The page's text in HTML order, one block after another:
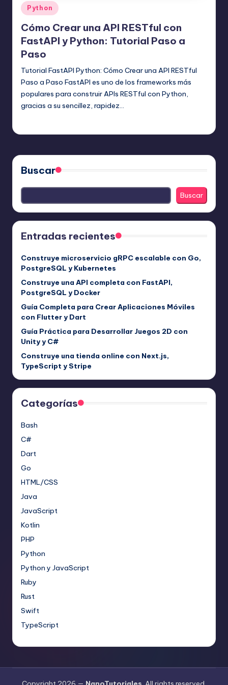
Publicado
en
Python
Cómo Crear una API RESTful con
FastAPI y Python: Tutorial Paso a
Paso
Tutorial FastAPI Python: Cómo Crear una API RESTful
Paso a Paso FastAPI es uno de los frameworks más
populares para construir APIs RESTful con Python,
gracias a su sencillez, rapidez…
Buscar
Buscar
Entradas recientes
Construye microservicio gRPC escalable con Go,
PostgreSQL y Kubernetes
Construye una API completa con FastAPI,
PostgreSQL y Docker
Guía Completa para Crear Aplicaciones Móviles
con Flutter y Dart
Guía Práctica para Desarrollar Juegos 2D con
Unity y C#
Construye una tienda online con Next.js,
TypeScript y Stripe
Categorías
Bash
C#
Dart
Go
HTML/CSS
Java
JavaScript
Kotlin
PHP
Python
Python y JavaScript
Ruby
Rust
Swift
TypeScript